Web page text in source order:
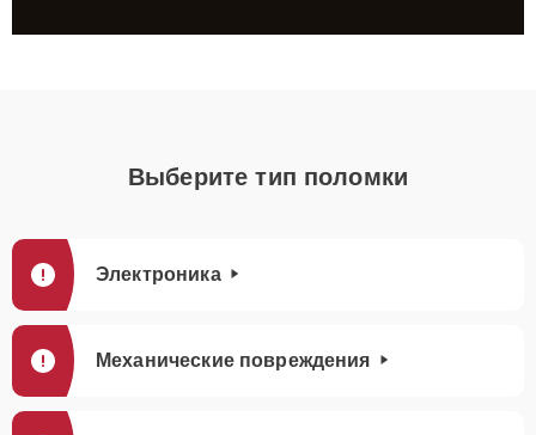
Выберите тип поломки
Электроника
Механические повреждения